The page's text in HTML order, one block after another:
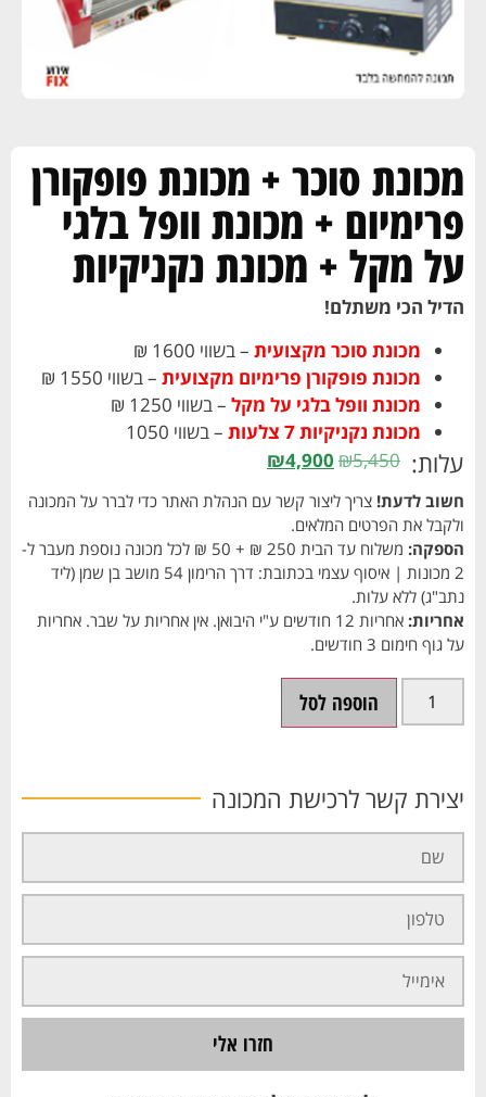
מכונת סוכר + מכונת פופקורן
פרימיום + מכונת וופל בלגי
על מקל + מכונת נקניקיות
הדיל הכי משתלם!
מכונת סוכר מקצועית – בשווי 1600 ₪
מכונת פופקורן פרימיום מקצועית – בשווי 1550 ₪
מכונת וופל בלגי על מקל – בשווי 1250 ₪
מכונת נקניקיות 7 צלעות
– בשווי 1050
עלות: ₪5,450
₪4,900
חשוב לדעת! צריך ליצור קשר עם הנהלת האתר כדי לברר על המכונה
ולקבל את הפרטים המלאים.
הספקה:
משלוח עד הבית 250 ₪ + 50 ₪ לכל מכונה נוספת מעבר ל-
2 מכונות | איסוף עצמי בכתובת: דרך הרימון 54 מושב בן שמן (ליד
נתב"ג) ללא עלות.
אחריות:
אחריות 12 חודשים ע"י היבואן. אין אחריות על שבר. אחריות
על גוף חימום 3 חודשים.
הוספה לסל
יצירת קשר לרכישת המכונה
חזרו אלי